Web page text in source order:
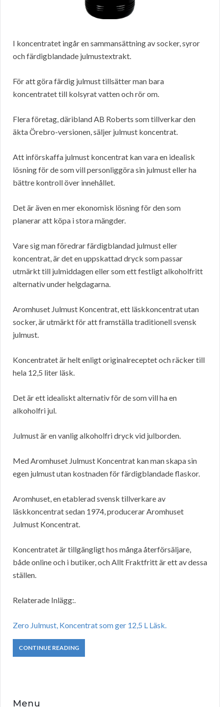
I koncentratet ingår en sammansättning av socker, syror
och färdigblandade julmustextrakt.
För att göra färdig julmust tillsätter man bara
koncentratet till kolsyrat vatten och rör om.
Flera företag, däribland AB Roberts som tillverkar den
äkta Örebro-versionen, säljer julmust koncentrat.
Att införskaffa julmust koncentrat kan vara en idealisk
lösning för de som vill personliggöra sin julmust eller ha
bättre kontroll över innehållet.
Det är även en mer ekonomisk lösning för den som
planerar att köpa i stora mängder.
Vare sig man föredrar färdigblandad julmust eller
koncentrat, är det en uppskattad dryck som passar
utmärkt till julmiddagen eller som ett festligt alkoholfritt
alternativ under helgdagarna.
Aromhuset Julmust Koncentrat, ett läskkoncentrat utan
socker, är utmärkt för att framställa traditionell svensk
julmust.
Koncentratet är helt enligt originalreceptet och räcker till
hela 12,5 liter läsk.
Det är ett idealiskt alternativ för de som vill ha en
alkoholfri jul.
Julmust är en vanlig alkoholfri dryck vid julborden.
Med Aromhuset Julmust Koncentrat kan man skapa sin
egen julmust utan kostnaden för färdigblandade flaskor.
Aromhuset, en etablerad svensk tillverkare av
läskkoncentrat sedan 1974, producerar Aromhuset
Julmust Koncentrat.
Koncentratet är tillgängligt hos många återförsäljare,
både online och i butiker, och Allt Fraktfritt är ett av dessa
ställen.
Relaterade Inlägg:.
Zero Julmust, Koncentrat som ger 12,5 L Läsk.
CONTINUE READING
Menu